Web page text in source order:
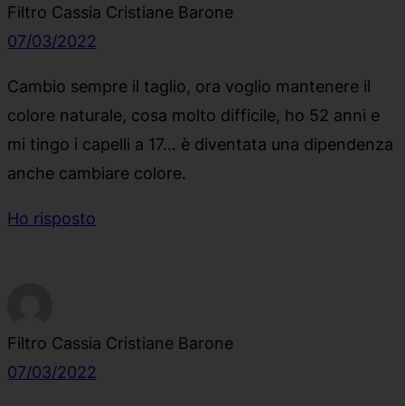
Filtro Cassia Cristiane Barone
07/03/2022
Cambio sempre il taglio, ora voglio mantenere il
colore naturale, cosa molto difficile, ho 52 anni e
mi tingo i capelli a 17… è diventata una dipendenza
anche cambiare colore.
Ho risposto
Filtro Cassia Cristiane Barone
07/03/2022